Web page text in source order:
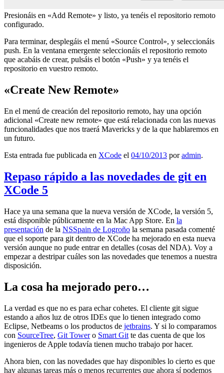
Presionáis en «Add Remote» y listo, ya tenéis el repositorio remoto
configurado.
Para terminar, desplegáis el menú «Source Control», y seleccionáis
push. En la ventana emergente seleccionáis el repositorio remoto
que acabáis de crear, pulsáis el botón «Push» y ya tenéis el
repositorio en vuestro remoto.
«Create New Remote»
En el menú de creación del repositorio remoto, hay una opción
adicional «Create new remote» que está relacionada con las nuevas
funcionalidades que nos traerá Mavericks y de la que hablaremos en
un futuro.
Esta entrada fue publicada en XCode el 04/10/2013 poradmin.
Repaso rápido a las novedades de git en
XCode 5
Hace ya una semana que la nueva versión de XCode, la versión 5,
está disponible públicamente en la Mac App Store. En la
presentación de la NSSpain de Logroño la semana pasada comenté
que el soporte para git dentro de XCode ha mejorado en esta nueva
versión aunque no pude entrar en detalles (cosas del NDA). Voy a
empezar a destripar cuáles son las novedades que tenemos a nuestra
disposición.
La cosa ha mejorado pero…
La verdad es que no es para echar cohetes. El cliente git sigue
estando a años luz de otros IDEs que lo tienen integrado como
Eclipse, Netbeams o los productos de jetbrains. Y si lo comparamos
con SourceTree, Git Towero Smart Git te das cuenta de que los
ingenieros de Apple todavía tienen mucho trabajo por hacer.
Ahora bien, con las novedades que hay disponibles lo cierto es que
hay algunas tareas más o menos recurrentes que ahora sí podemos